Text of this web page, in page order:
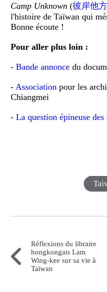
Camp Unknown(彼岸他
l'histoire de Taïwan qui
Bonne écoute !
Pour aller plus loin :
-Bande annonce du
- Association pour les
Chiangmei
-La question épineuse
Réflexions du libraire
hongkongais Lam
Wing-kee sur sa vie à
Taïwan